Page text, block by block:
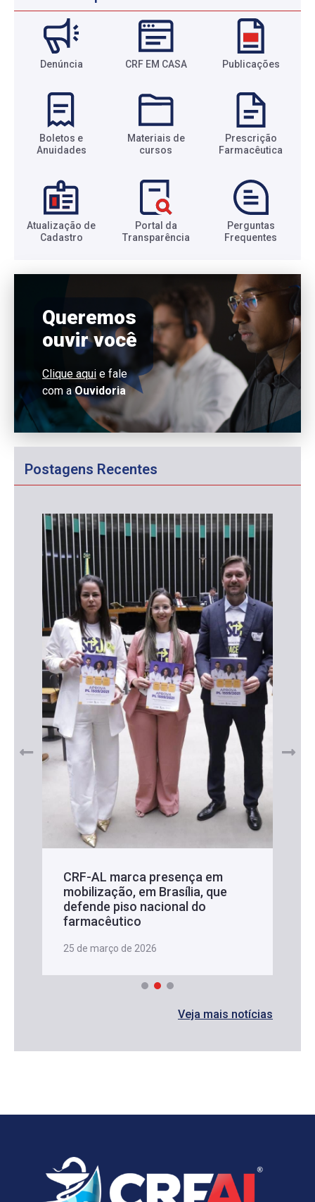
Denúncia CRF EM CASA Publicações
Boletos e
Anuidades​
Materiais de
cursos​
Prescrição
Farmacêutica​
Atualização de
Cadastro​
Portal da
Transparência​
Perguntas
Frequentes​
Queremos
ouvir você
Clique aqui e fale
com aOuvidoria
Postagens Recentes
CRF-AL marca presença em
mobilização, em Brasília, que
defende piso nacional do
farmacêutico
25 de março de 2026
Veja mais notícias